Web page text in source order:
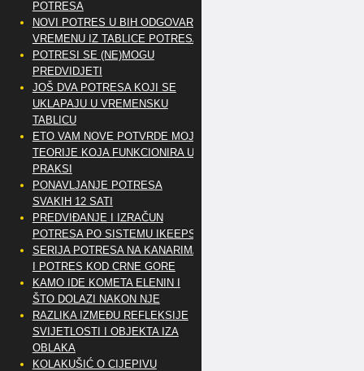
POTRESA
NOVI POTRES U BIH ODGOVARA
VREMENU IZ TABLICE POTRESA
POTRESI SE (NE)MOGU
PREDVIDJETI
JOŠ DVA POTRESA KOJI SE
UKLAPAJU U VREMENSKU
TABLICU
ETO VAM NOVE POTVRDE MOJE
TEORIJE KOJA FUNKCIONIRA U
PRAKSI
PONAVLJANJE POTRESA
SVAKIH 12 SATI
PREDVIĐANJE I IZRAČUN
POTRESA PO SISTEMU IKEEPS
SERIJA POTRESA NA KANARIMA
I POTRES KOD CRNE GORE
KAMO IDE KOMETA ELENIN I
ŠTO DOLAZI NAKON NJE
RAZLIKA IZMEĐU REFLEKSIJE
SVIJETLOSTI I OBJEKTA IZA
OBLAKA
KOLAKUŠIĆ O CIJEPIVU